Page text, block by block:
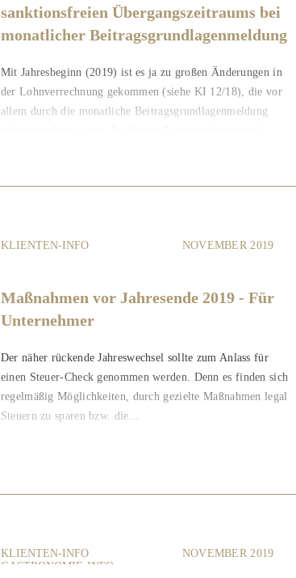
sanktionsfreien Übergangszeitraums bei
monatlicher Beitragsgrundlagenmeldung
Mit Jahresbeginn (2019) ist es ja zu großen Änderungen in
der Lohnverrechnung gekommen (siehe KI 12/18), die vor
allem durch die monatliche Beitragsgrundlagenmeldung
KLIENTEN-INFO NOVEMBER 2019
Maßnahmen vor Jahresende 2019 - Für
Unternehmer
Der näher rückende Jahreswechsel sollte zum Anlass für
einen Steuer-Check genommen werden. Denn es finden sich
regelmäßig Möglichkeiten, durch gezielte Maßnahmen legal
Steuern zu sparen bzw. die...
KLIENTEN-INFO
GASTRONOMIE-INFO
NOVEMBER 2019